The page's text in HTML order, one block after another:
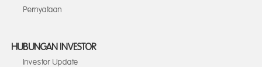
Pernyataan
HUBUNGAN INVESTOR
Investor Update